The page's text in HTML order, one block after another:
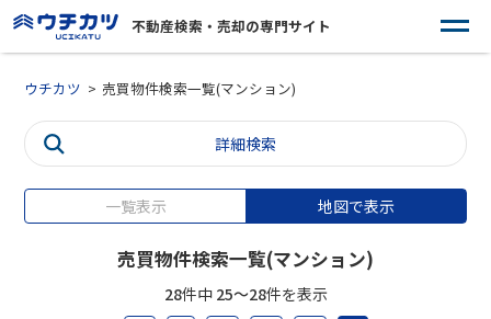
不動産検索・売却の専門サイト
ウチカツ 売買物件検索一覧(マンション)
詳細検索
一覧表示 地図で表示
売買物件検索一覧(マンション)
28件中 25〜28件を表示